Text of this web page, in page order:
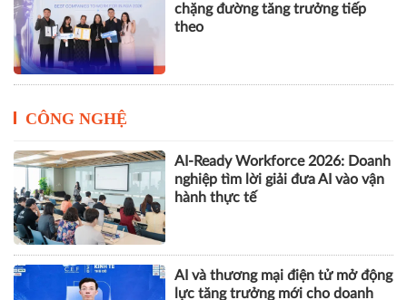
chặng đường tăng trưởng tiếp
theo
CÔNG NGHỆ
AI-Ready Workforce 2026: Doanh
nghiệp tìm lời giải đưa AI vào vận
hành thực tế
AI và thương mại điện tử mở động
lực tăng trưởng mới cho doanh